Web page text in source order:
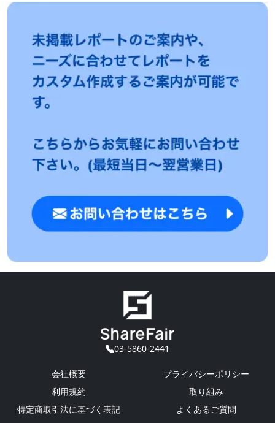
03-5860-2441
会社概要
プライバシーポリシー
利用規約
取り組み
特定商取引法に基づく表記
よくあるご質問